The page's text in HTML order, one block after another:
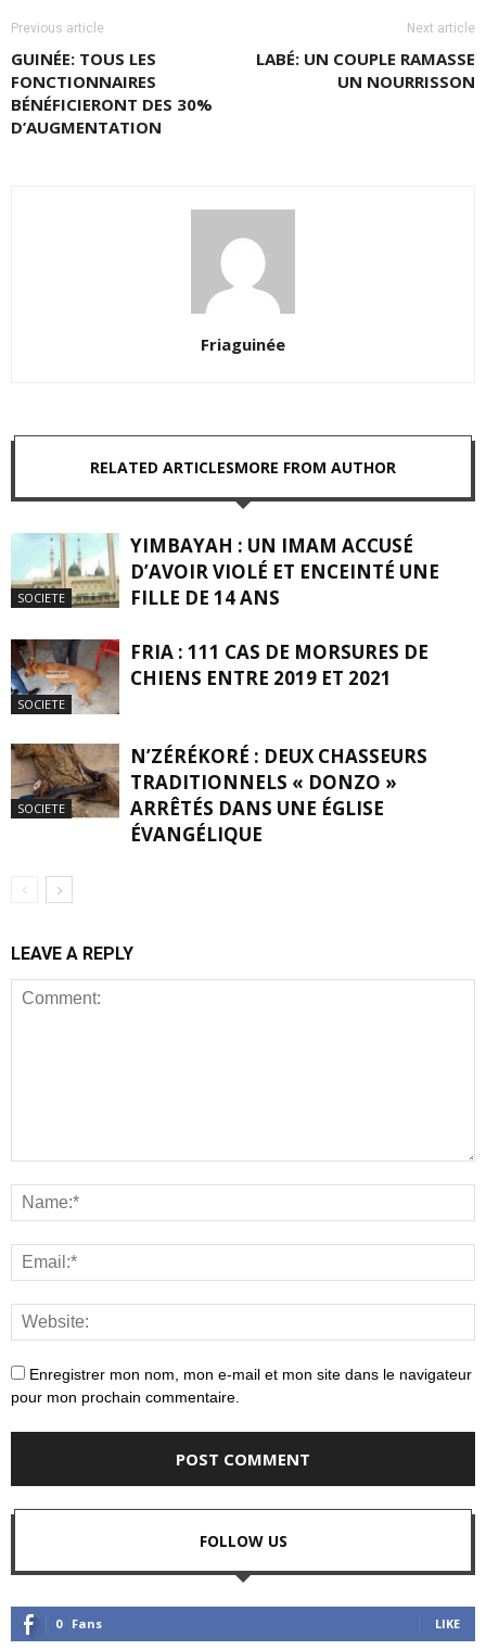
Previous article
GUINÉE: TOUS LES
FONCTIONNAIRES
BÉNÉFICIERONT DES 30%
D’AUGMENTATION
Next article
LABÉ: UN COUPLE RAMASSE
UN NOURRISSON
Friaguinée
RELATED ARTICLESMORE FROM AUTHOR
SOCIETE
YIMBAYAH : UN IMAM ACCUSÉ
D’AVOIR VIOLÉ ET ENCEINTÉ UNE
FILLE DE 14 ANS
SOCIETE
FRIA : 111 CAS DE MORSURES DE
CHIENS ENTRE 2019 ET 2021
SOCIETE
N’ZÉRÉKORÉ : DEUX CHASSEURS
TRADITIONNELS « DONZO »
ARRÊTÉS DANS UNE ÉGLISE
ÉVANGÉLIQUE
LEAVE A REPLY
Enregistrer mon nom, mon e-mail et mon site dans le navigateur
pour mon prochain commentaire.
FOLLOW US
0 Fans LIKE